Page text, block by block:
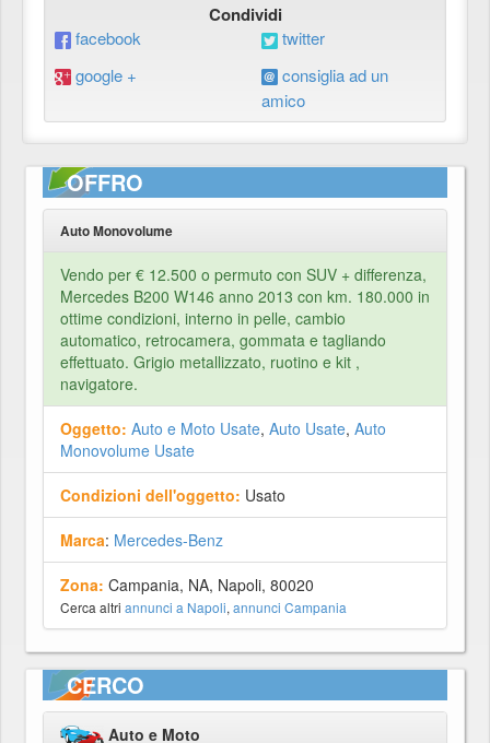
Condividi
facebook
twitter
google +
consiglia ad un
amico
OFFRO
Auto Monovolume
Vendo per € 12.500 o permuto con SUV + differenza,
Mercedes B200 W146 anno 2013 con km. 180.000 in
ottime condizioni, interno in pelle, cambio
automatico, retrocamera, gommata e tagliando
effettuato. Grigio metallizzato, ruotino e kit ,
navigatore.
Oggetto: Auto e Moto Usate, Auto Usate, Auto
Monovolume Usate
Condizioni dell'oggetto: Usato
Marca: Mercedes-Benz
Zona: Campania, NA, Napoli, 80020
Cerca altri annunci a Napoli, annunci Campania
CERCO
Auto e Moto